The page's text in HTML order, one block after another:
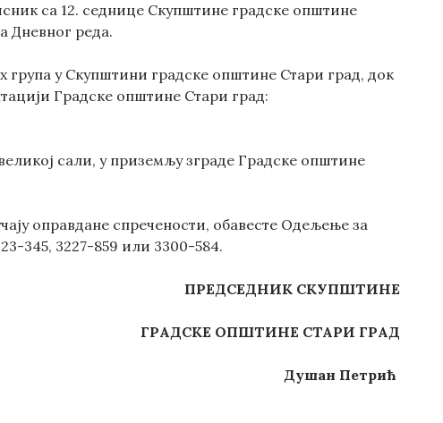
са 12. седнице Скупштине градске општине
Дневног реда.
у Скупштини градске општине Стари град, док
Градске општине Стари град:
сали, у приземљу зграде Градске општине
оправдане спречености, обавесте Одељење за
345, 3227-859 или 3300-584.
ПРЕДСЕДНИК СКУПШТИНЕ
ГРАДСКЕ ОПШТИНЕ СТАРИ ГРАД
Душан Петрић